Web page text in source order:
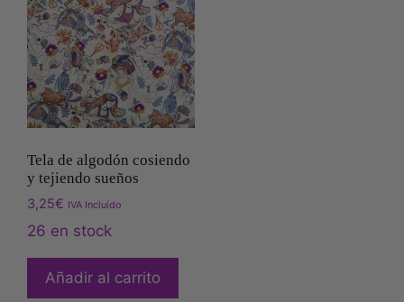
Tela de algodón cosiendo
y tejiendo sueños
3,25€ IVA Incluído
26 en stock
Añadir al carrito